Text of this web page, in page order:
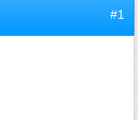
#1